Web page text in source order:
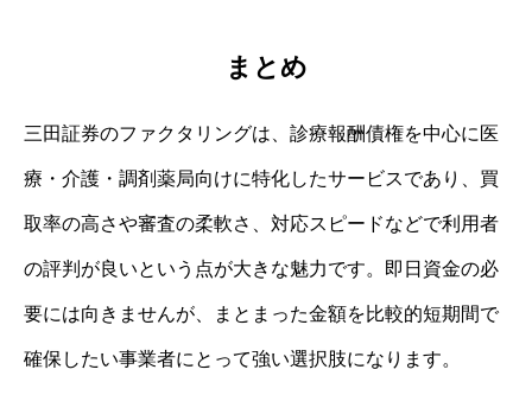
まとめ
三田証券のファクタリングは、診療報酬債権を中心に医
療・介護・調剤薬局向けに特化したサービスであり、買
取率の高さや審査の柔軟さ、対応スピードなどで利用者
の評判が良いという点が大きな魅力です。即日資金の必
要には向きませんが、まとまった金額を比較的短期間で
確保したい事業者にとって強い選択肢になります。